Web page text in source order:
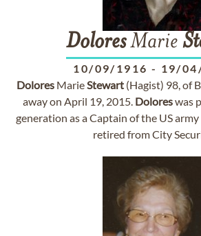
DoloresMarie
10/09/1916 - 19/
Dolores MarieStewart (Hagist) 98, of
away on April 19, 2015. Doloreswas
generation as a Captain of the US
retired from City